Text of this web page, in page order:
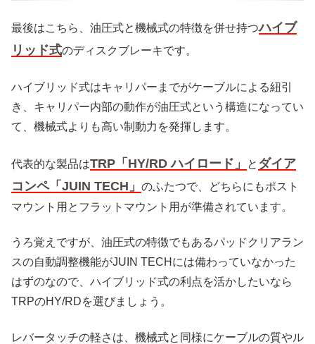
最後はこちら、油圧式と機械式の特徴を併せ持つハイブ
リッド式のディスクブレーキです。
ハイブリッド式はキャリパーまでがケーブルによる紐引
き、キャリパー内部の動作が油圧式という構造になってい
て、機械式よりも高い制動力を発揮します。
代表的な製品はTRP「HY/RD ハイロード」 と ダイア
コンペ「JUIN TECH」 のふたつで、どちらにもポスト
マウント用とフラットマウント用が準備されています。
うろ覚えですが、油圧式の特徴でもあるパッドクリアラン
スの自動調整機能がJUIN TECHには備わっていなかった
はずのなので、ハイブリッド式の利点を活かしたいなら
TRPのHY/RDを選びましょう。
レバータッチの軽さは、機械式と同様にケーブルの質やル